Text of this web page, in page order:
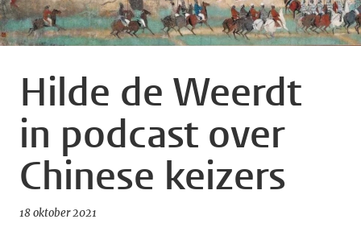
Hilde de Weerdt
in podcast over
Chinese keizers
18 oktober 2021